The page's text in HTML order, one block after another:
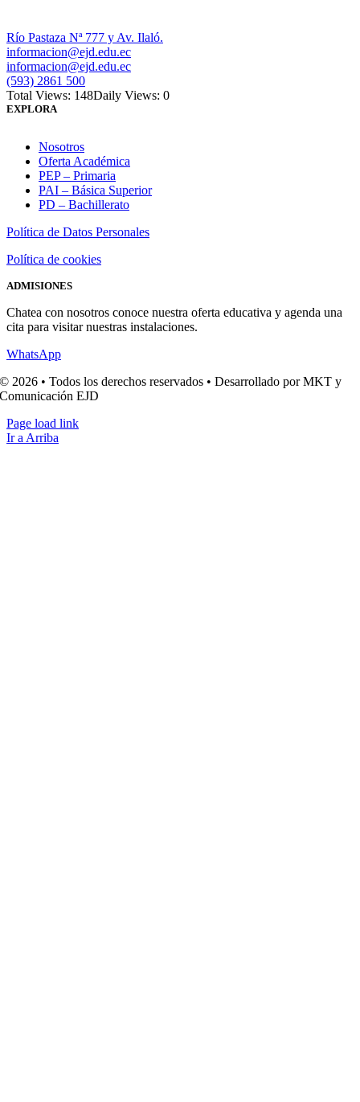
Río Pastaza Nª 777 y Av. Ilaló.
informacion@ejd.edu.ec
informacion@ejd.edu.ec
(593) 2861 500
Total Views: 148Daily Views: 0
EXPLORA
Nosotros
Oferta Académica
PEP – Primaria
PAI – Básica Superior
PD – Bachillerato
Política de Datos Personales
Política de cookies
ADMISIONES
Chatea con nosotros conoce nuestra oferta educativa y agenda una
cita para visitar nuestras instalaciones.
WhatsApp
© 2026 • Todos los derechos reservados • Desarrollado por MKT y
Comunicación EJD
Page load link
Ir a Arriba